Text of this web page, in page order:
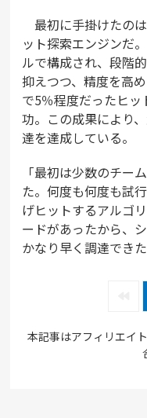
最初に手掛けたの
ット探索エンジンだ
ルで構成され、段階
抑えつつ、精度を高
で5％程度だったヒ
功。この成果により
達を達成している。
「最初は少数のチー
た。何度も何度も試
げヒットするアルゴ
ードがあったから、
かなり早く調達できた
本記事はアフィリエイ